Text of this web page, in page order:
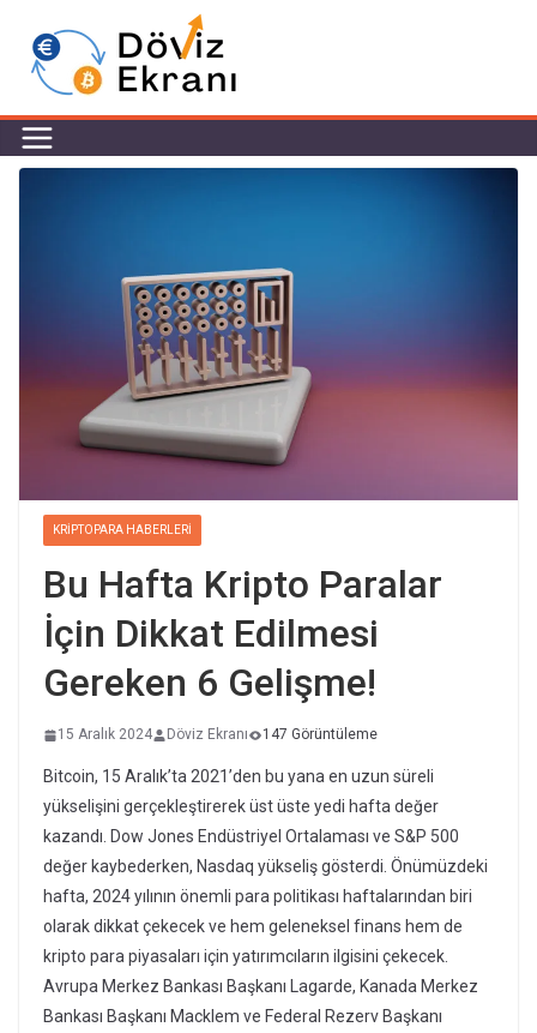
KRIPTOPARA HABERLERI
Bu Hafta Kripto Paralar
İçin Dikkat Edilmesi
Gereken 6 Gelişme!
15 Aralık 2024 Döviz Ekranı 147 Görüntüleme
Bitcoin, 15 Aralık’ta 2021’den bu yana en uzun süreli
yükselişini gerçekleştirerek üst üste yedi hafta değer
kazandı. Dow Jones Endüstriyel Ortalaması ve S&P 500
değer kaybederken, Nasdaq yükseliş gösterdi. Önümüzdeki
hafta, 2024 yılının önemli para politikası haftalarından biri
olarak dikkat çekecek ve hem geleneksel finans hem de
kripto para piyasaları için yatırımcıların ilgisini çekecek.
Avrupa Merkez Bankası Başkanı Lagarde, Kanada Merkez
Bankası Başkanı Macklem ve Federal Rezerv Başkanı